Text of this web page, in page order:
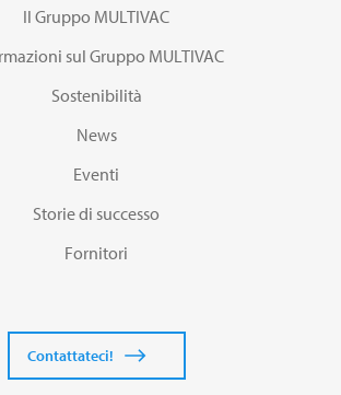
Il Gruppo MULTIVAC
sul Gruppo MULTIVAC
Sostenibilità
News
Eventi
Storie di successo
Fornitori
Contattateci!